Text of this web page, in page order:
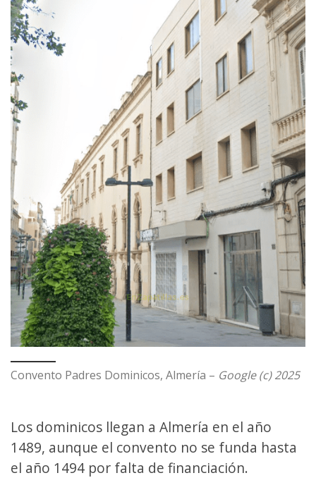
Convento Padres Dominicos, Almería – Google (c) 2025
Los dominicos llegan a Almería en el año
1489, aunque el convento no se funda hasta
el año 1494 por falta de financiación.